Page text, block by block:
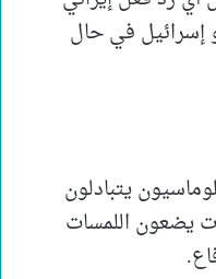
إسرائيل في حال
يتبادلون
يضعون اللمسات